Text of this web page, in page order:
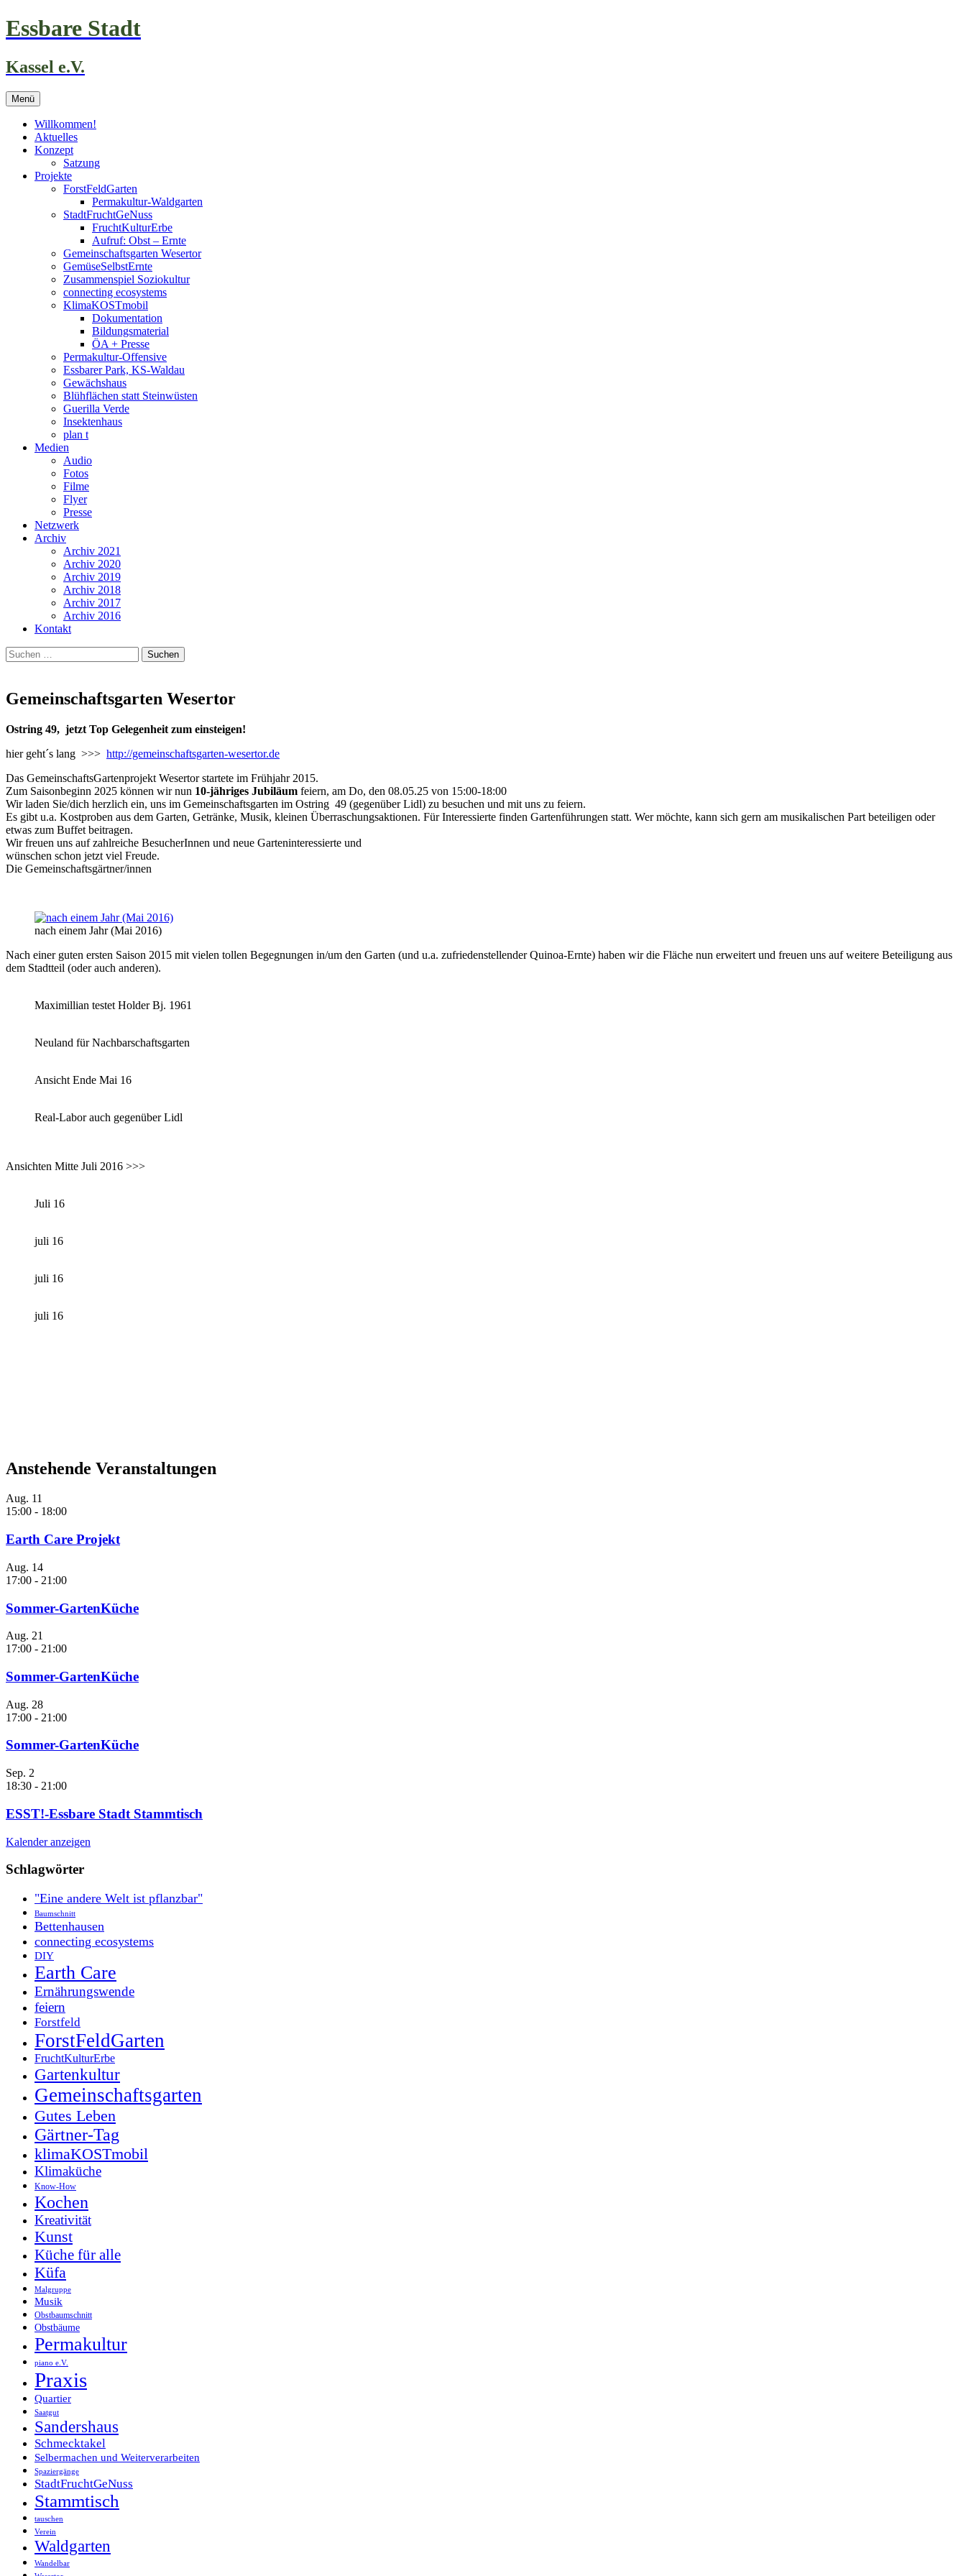
Zum
Inhalt
Essbare Stadt
Kassel e.V.
Menü
Willkommen!
Aktuelles
Konzept
Satzung
Projekte
ForstFeldGarten
Permakultur-Waldgarten
StadtFruchtGeNuss
FruchtKulturErbe
Aufruf: Obst – Ernte
Gemeinschaftsgarten Wesertor
GemüseSelbstErnte
Zusammenspiel Soziokultur
connecting ecosystems
KlimaKOSTmobil
Dokumentation
Bildungsmaterial
ÖA + Presse
Permakultur-Offensive
Essbarer Park, KS-Waldau
Gewächshaus
Blühflächen statt Steinwüsten
Guerilla Verde
Insektenhaus
plan t
Medien
Audio
Fotos
Filme
Flyer
Presse
Netzwerk
Archiv
Archiv 2021
Archiv 2020
Archiv 2019
Archiv 2018
Archiv 2017
Archiv 2016
Kontakt
Suchen
nach:
Gemeinschaftsgarten Wesertor
Ostring 49, jetzt Top Gelegenheit zum einsteigen!
hier geht´s lang >>> http://gemeinschaftsgarten-wesertor.de
Das GemeinschaftsGartenprojekt Wesertor startete im Frühjahr 2015.
Zum Saisonbeginn 2025 können wir nun 10-jähriges Jubiläum feiern, am Do, den 08.05.25 von 15:00-18:00
Wir laden Sie/dich herzlich ein, uns im Gemeinschaftsgarten im Ostring 49 (gegenüber Lidl) zu besuchen und mit uns zu feiern.
Es gibt u.a. Kostproben aus dem Garten, Getränke, Musik, kleinen Überraschungsaktionen. Für Interessierte finden Gartenführungen statt. Wer möchte, kann sich gern am musikalischen Part beteiligen oder
etwas zum Buffet beitragen.
Wir freuen uns auf zahlreiche BesucherInnen und neue Garteninteressierte und
wünschen schon jetzt viel Freude.
Die Gemeinschaftsgärtner/innen
nach einem Jahr (Mai 2016)
Nach einer guten ersten Saison 2015 mit vielen tollen Begegnungen in/um den Garten (und u.a. zufriedenstellender Quinoa-Ernte) haben wir die Fläche nun erweitert und freuen uns auf weitere Beteiligung aus
dem Stadtteil (oder auch anderen).
Maximillian testet Holder Bj. 1961
Neuland für Nachbarschaftsgarten
Ansicht Ende Mai 16
Real-Labor auch gegenüber Lidl
Ansichten Mitte Juli 2016 >>>
Juli 16
juli 16
juli 16
juli 16
Anstehende Veranstaltungen
Aug. 11
15:00 - 18:00
Earth Care Projekt
Aug. 14
17:00 - 21:00
Sommer-GartenKüche
Aug. 21
17:00 - 21:00
Sommer-GartenKüche
Aug. 28
17:00 - 21:00
Sommer-GartenKüche
Sep. 2
18:30 - 21:00
ESST!-Essbare Stadt Stammtisch
Kalender anzeigen
Schlagwörter
"Eine andere Welt ist pflanzbar"
Baumschnitt
Bettenhausen
connecting ecosystems
DIY
Earth Care
Ernährungswende
feiern
Forstfeld
ForstFeldGarten
FruchtKulturErbe
Gartenkultur
Gemeinschaftsgarten
Gutes Leben
Gärtner-Tag
klimaKOSTmobil
Klimaküche
Know-How
Kochen
Kreativität
Kunst
Küche für alle
Küfa
Malgruppe
Musik
Obstbaumschnitt
Obstbäume
Permakultur
piano e.V.
Praxis
Quartier
Saatgut
Sandershaus
Schmecktakel
Selbermachen und Weiterverarbeiten
Spaziergänge
StadtFruchtGeNuss
Stammtisch
tauschen
Verein
Waldgarten
Wandelbar